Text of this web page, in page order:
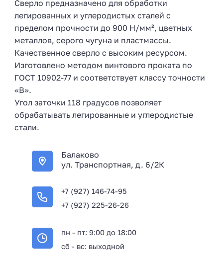
Сверло предназначено для обработки
легированных и углеродистых сталей с
пределом прочности до 900 Н/мм², цветных
металлов, серого чугуна и пластмассы.
Качественное сверло с высоким ресурсом.
Изготовлено методом винтового проката по
ГОСТ 10902-77 и соответствует классу точности
«В».
Угол заточки 118 градусов позволяет
обрабатывать легированные и углеродистые
стали.
Балаково
ул. Транспортная, д. 6/2К
+7 (927) 146-74-95
+7 (927) 225-26-26
пн - пт: 9:00 до 18:00
сб - вс: выходной